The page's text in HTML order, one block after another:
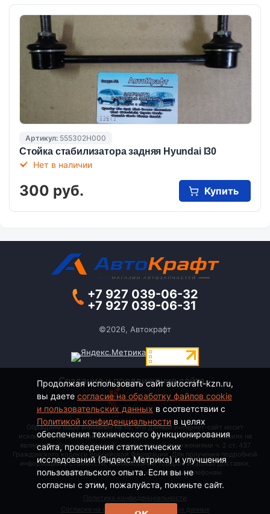
Артикул: 555302H000
Стойка стабилизатора задняя Hyundai I30
Нет в наличии
300 руб. Купить
+7 927 039-06-32
+7 927 039-06-31
©2026, Автокрафт
Создание и продвижение сайта -
Обращаем Ваше внимание на то, что данный интернет-сайт носит
исключительно информационный характер и ни при каких условиях не
является публичной офертой, определяемой положениями ч. 2 ст. 437
Гражданского кодекса Российской Федерации. Для получения подробной
информации о стоимости, наименовании товаров и сроках доставки,
пожалуйста, обращайтесь по контактным телефонам.
Политика конфиденциальности
Согласие на обработку персональных данных
Продолжая использовать сайт autocraft-kzn.ru,
вы даете согласие на обработку файлов cookie
и пользовательских данных в соответствии с
Политикой конфиденциальностив целях
обеспечения технического функционирования
сайта, проведения статистических
исследований (Яндекс.Метрика) и улучшения
пользовательского опыта. Если вы не
согласны с этим, пожалуйста, покиньте сайт.